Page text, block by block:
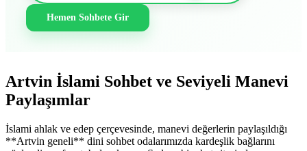
Hemen Sohbete Gir
Artvin İslami Sohbet ve Seviyeli Manevi
Paylaşımlar
İslami ahlak ve edep çerçevesinde, manevi değerlerin paylaşıldığı
**Artvin geneli** dini sohbet odalarımızda kardeşlik bağlarını